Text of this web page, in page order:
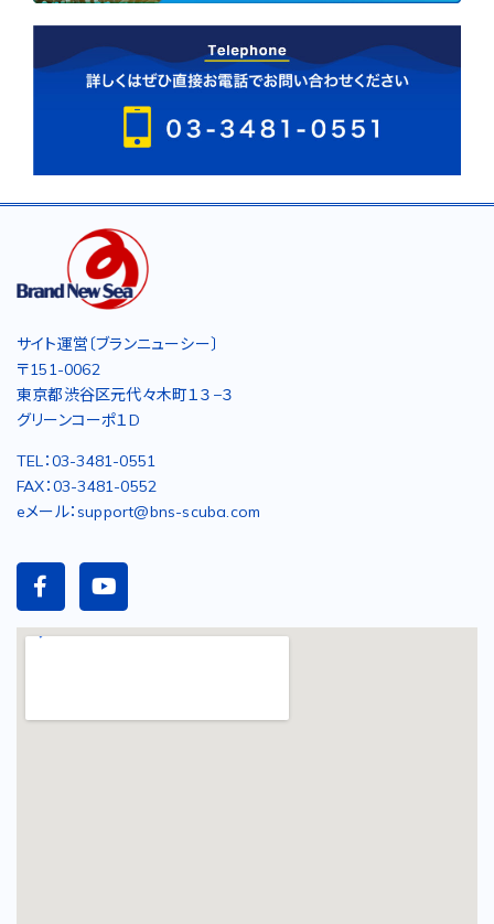
サイト運営〔ブランニューシー〕
〒151-0062
東京都渋谷区元代々木町１３−３
グリーンコーポ１D
TEL：03-3481-0551
FAX：03-3481-0552
eメール：support@bns-scuba.com